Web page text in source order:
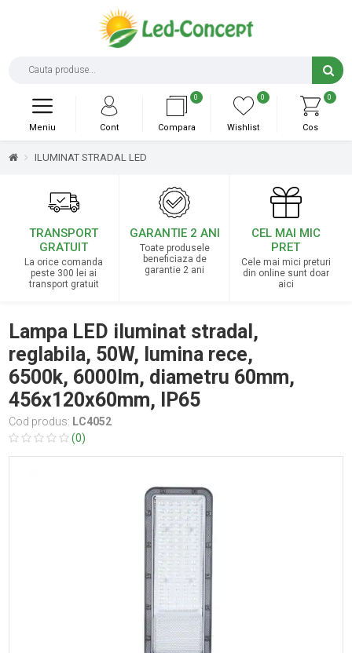
0
Cos
0
Wishlist
0
Compara
Cont
Meniu
ILUMINAT STRADAL LED
TRANSPORT
GRATUIT
La orice comanda
peste 300 lei ai
transport gratuit
GARANTIE 2 ANI
Toate produsele
beneficiaza de
garantie 2 ani
CEL MAI MIC
PRET
Cele mai mici preturi
din online sunt doar
aici
Lampa LED iluminat stradal,
reglabila, 50W, lumina rece,
6500k, 6000lm, diametru 60mm,
456x120x60mm, IP65
Cod produs: LC4052
(0)